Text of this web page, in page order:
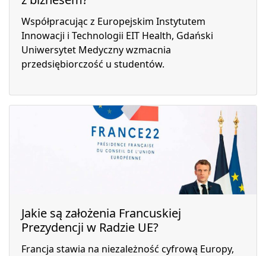
Współpracując z Europejskim Instytutem
Innowacji i Technologii EIT Health, Gdański
Uniwersytet Medyczny wzmacnia
przedsiębiorczość u studentów.
Jakie są założenia Francuskiej
Prezydencji w Radzie UE?
Francja stawia na niezależność cyfrową Europy,